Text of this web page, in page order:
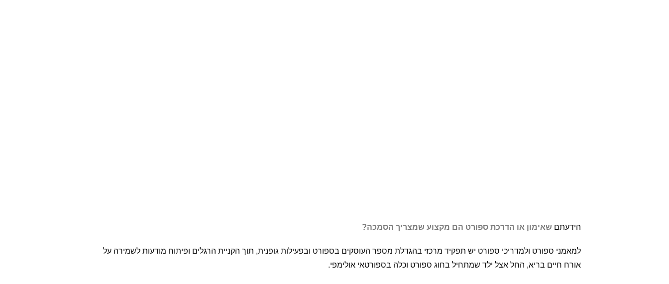
הידעתם שאימון או הדרכת ספורט הם מקצוע שמצריך הסמכה?
למאמני ספורט ולמדריכי ספורט יש תפקיד מרכזי בהגדלת מספר העוסקים בספורט ובפעילות גופנית, תוך הקניית הרגלים ופיתוח מודעות לשמירה על
אורח חיים בריא, החל אצל ילד שמתחיל בחוג ספורט וכלה בספורטאי אולימפי.